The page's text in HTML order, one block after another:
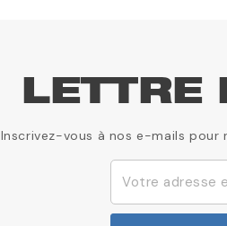
LETTRE
Inscrivez-vous à nos e-mails pour